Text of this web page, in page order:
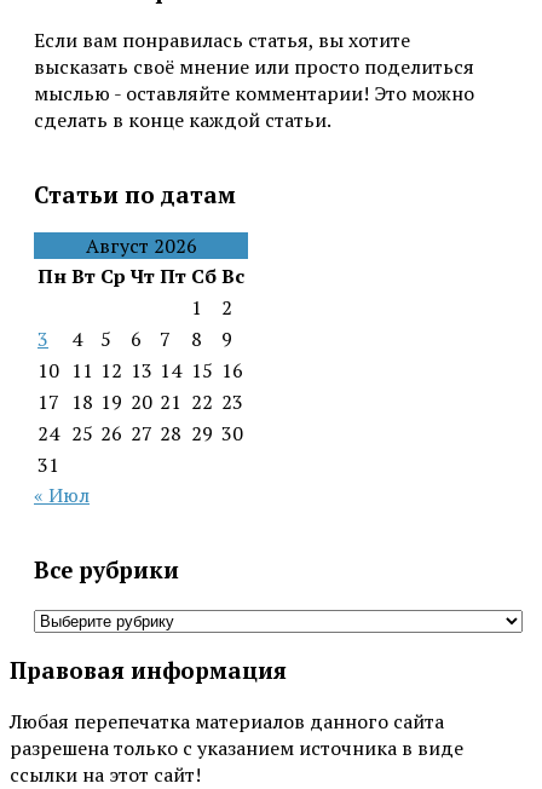
Если вам понравилась статья, вы хотите
высказать своё мнение или просто поделиться
мыслью - оставляйте комментарии! Это можно
сделать в конце каждой статьи.
Статьи по датам
Август 2026
ПнВт Ср ЧтПт СбВс
1
2
3
4 5 6 7 8
9
10 11 12 13 14 15 16
17 18 19 20 21 22 23
24 25 26 27 28 29 30
31
« Июл
Все рубрики
Все
Правовая информация
Любая перепечатка материалов данного сайта
разрешена только с указанием источника в виде
ссылки на этот сайт!